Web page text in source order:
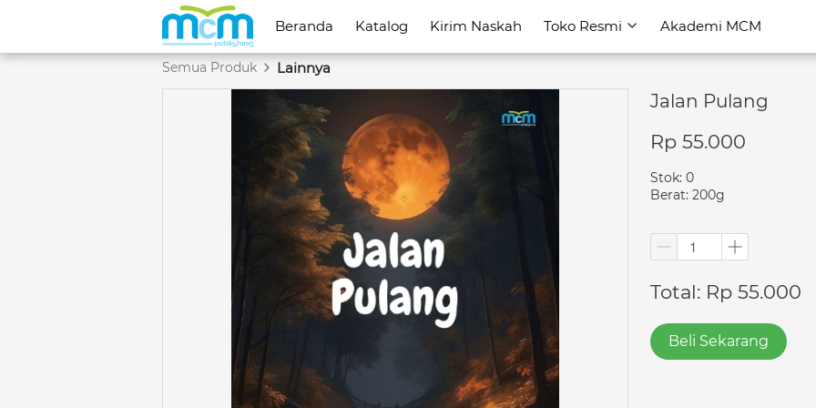
Beranda Katalog Kirim Naskah Toko Resmi Akademi MCM
Beranda Katalog Kirim Naskah Toko Resmi Akademi MCM
Semua Produk Lainnya
Jalan Pulang
Rp 55.000
Stok: 0
Berat: 200g
Total: Rp 55.000
`
Beli Sekarang